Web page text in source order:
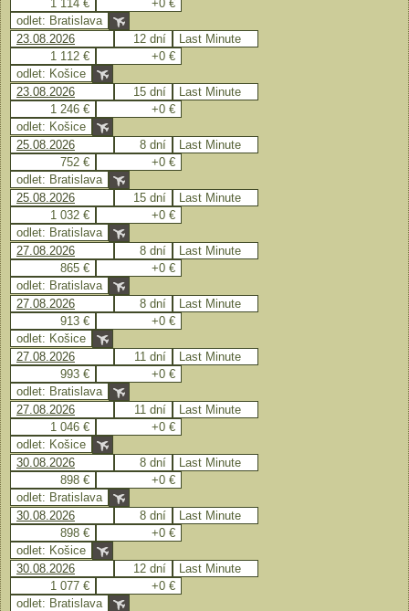
1 114 €
+0 €
odlet: Bratislava
23.08.2026
12 dní
Last Minute
1 112 €
+0 €
odlet: Košice
23.08.2026
15 dní
Last Minute
1 246 €
+0 €
odlet: Košice
25.08.2026
8 dní
Last Minute
752 €
+0 €
odlet: Bratislava
25.08.2026
15 dní
Last Minute
1 032 €
+0 €
odlet: Bratislava
27.08.2026
8 dní
Last Minute
865 €
+0 €
odlet: Bratislava
27.08.2026
8 dní
Last Minute
913 €
+0 €
odlet: Košice
27.08.2026
11 dní
Last Minute
993 €
+0 €
odlet: Bratislava
27.08.2026
11 dní
Last Minute
1 046 €
+0 €
odlet: Košice
30.08.2026
8 dní
Last Minute
898 €
+0 €
odlet: Bratislava
30.08.2026
8 dní
Last Minute
898 €
+0 €
odlet: Košice
30.08.2026
12 dní
Last Minute
1 077 €
+0 €
odlet: Bratislava